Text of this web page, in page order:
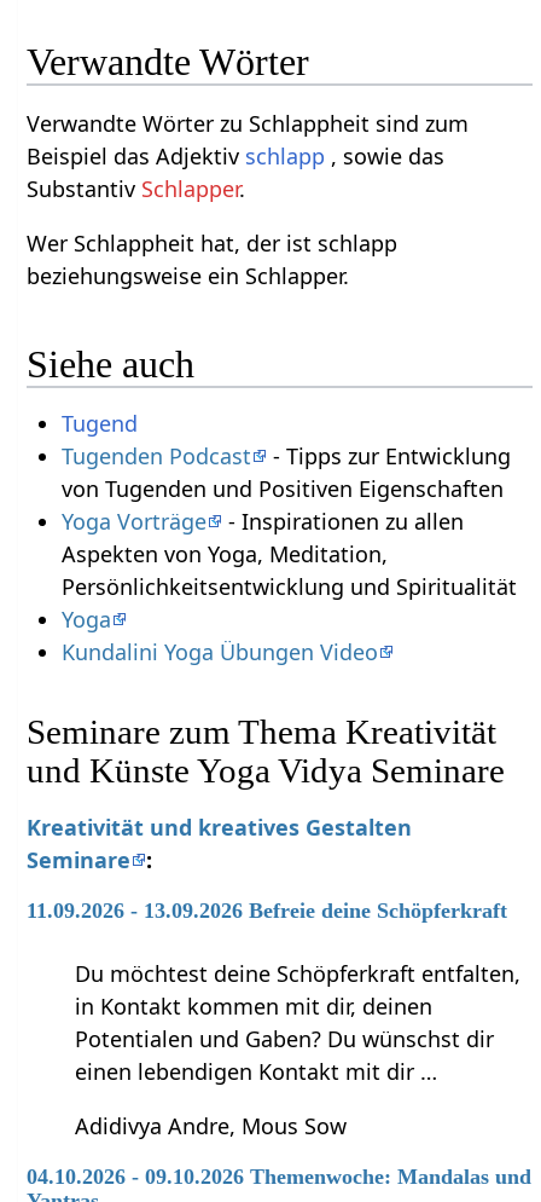
Verwandte Wörter
Verwandte Wörter zu Schlappheit sind zum
Beispiel das Adjektiv schlapp , sowie das
Substantiv Schlapper.
Wer Schlappheit hat, der ist schlapp
beziehungsweise ein Schlapper.
Siehe auch
Tugend
Tugenden Podcast
- Tipps zur Entwicklung
von Tugenden und Positiven Eigenschaften
Yoga Vorträge
- Inspirationen zu allen
Aspekten von Yoga, Meditation,
Persönlichkeitsentwicklung und Spiritualität
Yoga
Kundalini Yoga Übungen Video
Seminare zum Thema Kreativität
und Künste Yoga Vidya Seminare
Kreativität und kreatives Gestalten
Seminare
:
11.09.2026 - 13.09.2026 Befreie deine Schöpferkraft
Du möchtest deine Schöpferkraft entfalten,
in Kontakt kommen mit dir, deinen
Potentialen und Gaben? Du wünschst dir
einen lebendigen Kontakt mit dir …
Adidivya Andre, Mous Sow
04.10.2026 - 09.10.2026 Themenwoche: Mandalas und